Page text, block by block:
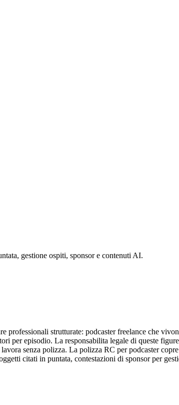
gestione ospiti, sponsor e contenuti AI.
strutturate: podcaster freelance che
per episodio. La responsabilita legale di queste
senza polizza. La polizza RC per podcaster
citati in puntata, contestazioni di sponsor per